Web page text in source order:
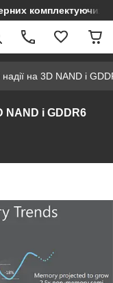
комплектуючих
на 3D NAND і
NAND і GDDR6